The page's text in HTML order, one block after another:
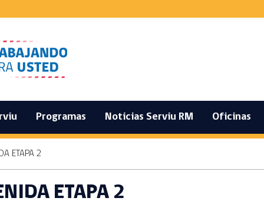
Programas Noticias Serviu RM Oficinas
ETAPA 2
ETAPA 2